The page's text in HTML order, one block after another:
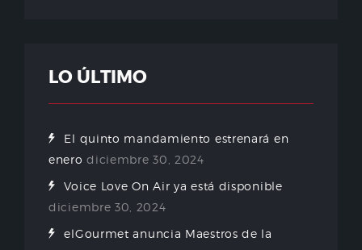
LO ÚLTIMO
El quinto mandamiento estrenará en
enero diciembre 30, 2024
Voice Love On Air ya está disponible
diciembre 30, 2024
elGourmet anuncia Maestros de la